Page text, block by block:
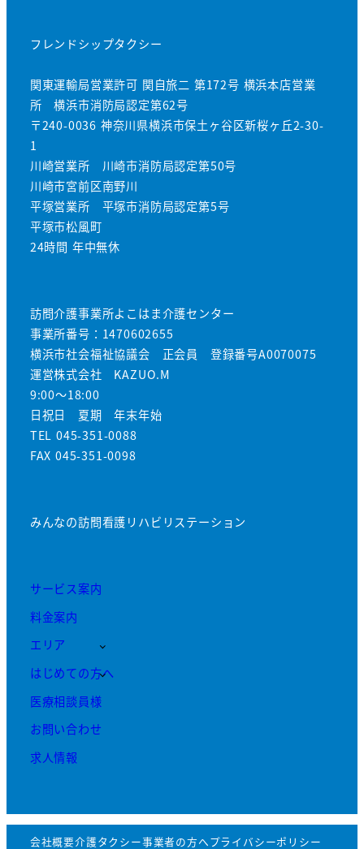
フレンドシップタクシー
関東運輸局営業許可 関自旅二 第172号 横浜本店営業
所 横浜市消防局認定第62号
〒240-0036 神奈川県横浜市保土ヶ谷区新桜ヶ丘2-30-
1
川崎営業所 川崎市消防局認定第50号
川崎市宮前区南野川
平塚営業所 平塚市消防局認定第5号
平塚市松風町
24時間 年中無休
訪問介護事業所よこはま介護センター
事業所番号：1470602655
横浜市社会福祉協議会 正会員 登録番号A0070075
運営株式会社 KAZUO.M
9:00～18:00
日祝日 夏期 年末年始
TEL 045-351-0088
FAX 045-351-0098
みんなの訪問看護リハビリステーション
サービス案内
料金案内
エリア
はじめての方へ
医療相談員様
お問い合わせ
求人情報
会社概要介護タクシー事業者の方へプライバシーポリシー